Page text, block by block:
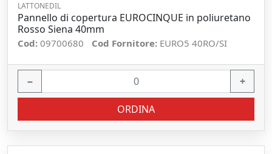
LATTONEDIL
Pannello di copertura EUROCINQUE in poliuretano
Rosso Siena 40mm
Cod: 09700680 Cod Fornitore: EURO5 40RO/SI
− +
ORDINA